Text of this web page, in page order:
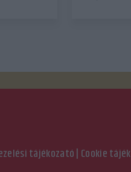
tájékozató| Cookie